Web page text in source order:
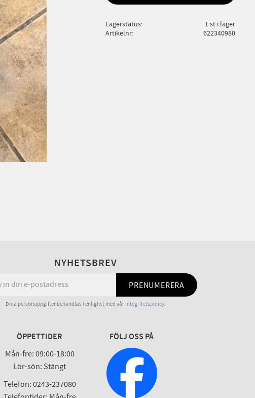
Lagerstatus
1 st i lager
Artikelnr
622340980
NYHETSBREV
PRENUMERERA
Dina personuppgifter behandlas i enlighet med vår integritetspolicy.
ÖPPETTIDER
Mån-fre: 09:00-18:00
Lör-sön: Stängt
Telefon: 0243-237080
FÖLJ OSS PÅ